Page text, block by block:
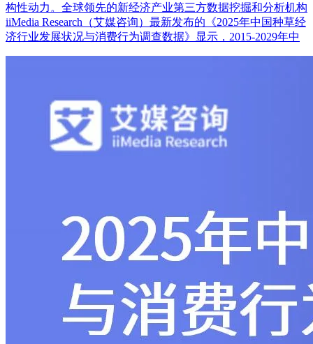
构性动力。全球领先的新经济产业第三方数据挖掘和分析机构
iiMedia Research（艾媒咨询）最新发布的《2025年中国种草经
济行业发展状况与消费行为调查数据》显示，2015-2029年中